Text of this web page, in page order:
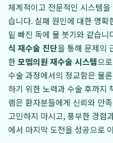
체계적이고 전문적인 시스템
습니다. 실패 원인에 대한 명
밑 빠진 독에 물 붓기와 같습니
식 재수술 진단을 통해 문제의
한모엠의원 재수술 시스템으
수술 과정에서의 정교함은 물
하기 위한 노력과 수술 후까지
램은 환자분들에게 신뢰와 만
고민하지 마시고, 풍부한 경험
에서 마지막 도전을 성공으로